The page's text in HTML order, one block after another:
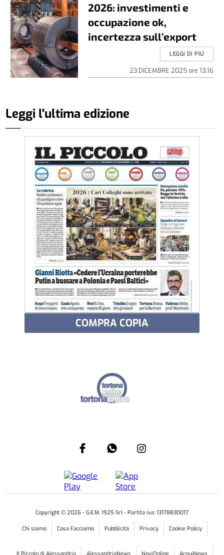
2026: investimenti e
occupazione ok,
incertezza sull’export
23 DICEMBRE 2025ore 13:16
LEGGI DI PIÚ
Leggi l'ultima edizione
COMPRA COPIA
Copyright © 2026 - G.E.M. 1925 Srl - Partita iva: 13178830017
Chi siamo Cosa Facciamo Pubblicità Privacy Cookie Policy